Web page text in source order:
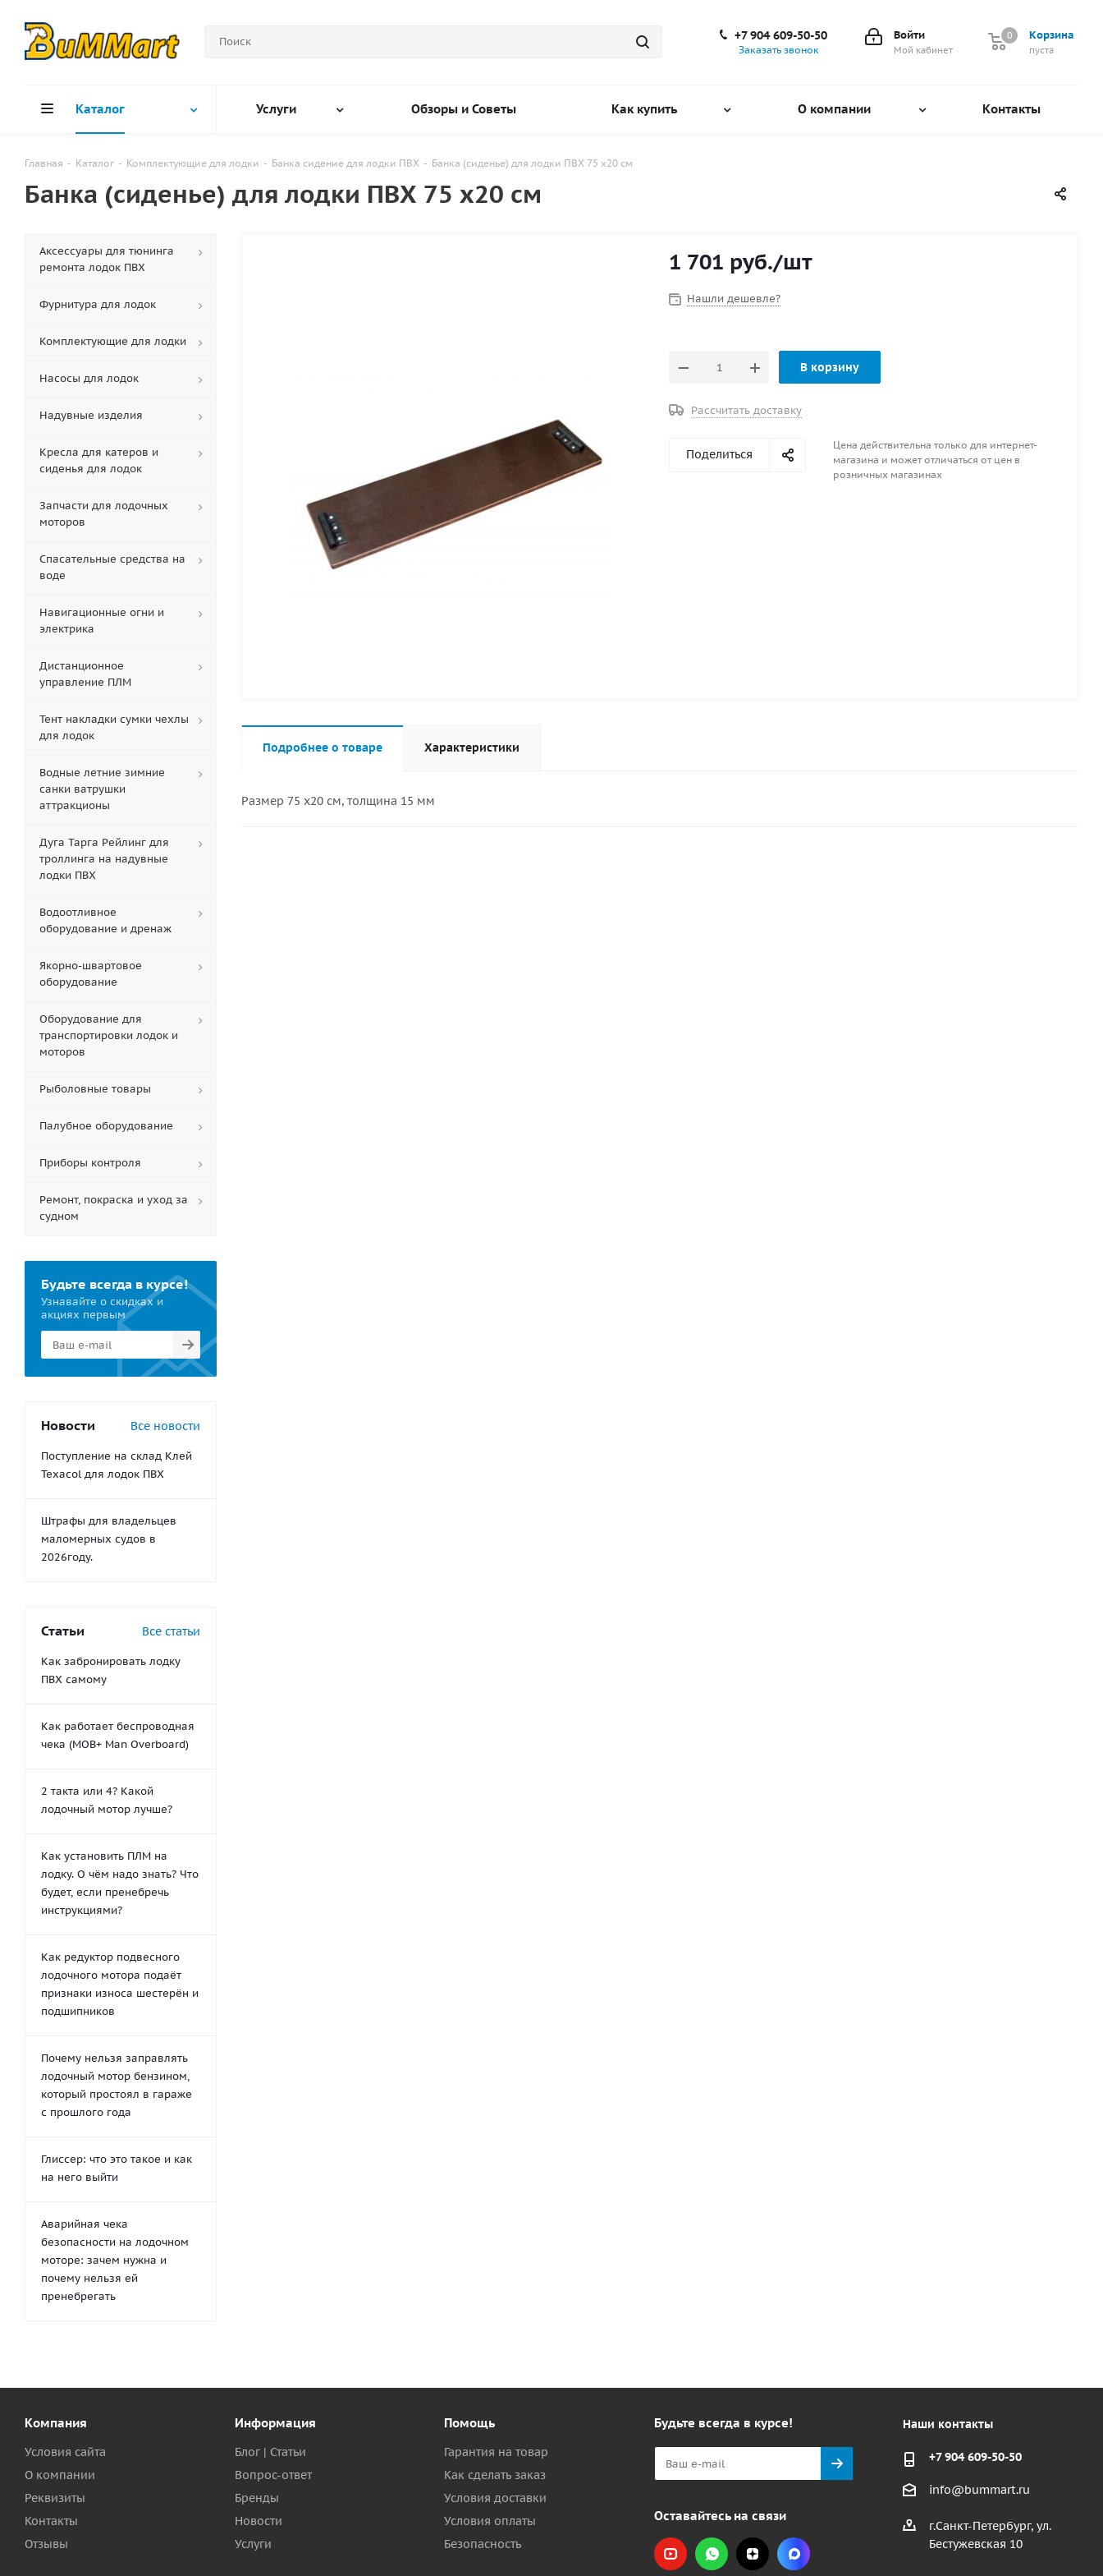
Корзина
0
пуста
0
Войти
Мой кабинет
+7 904 609-50-50
Заказать звонок
Каталог Услуги Обзоры и Советы Как купить О компании Контакты
Главная - Каталог - Комплектующие для лодки - Банка сидение для лодки ПВХ - Банка (сиденье) для лодки ПВХ 75 х20 см
Банка (сиденье) для лодки ПВХ 75 х20 см
1 701 руб./шт
Нашли дешевле?
В корзину
Рассчитать доставку
Поделиться
Цена действительна только для интернет-
магазина и может отличаться от цен в
розничных магазинах
Подробнее о товаре Характеристики
Размер 75 х20 см, толщина 15 мм
Аксессуары для тюнинга
ремонта лодок ПВХ
Фурнитура для лодок
Комплектующие для лодки
Насосы для лодок
Надувные изделия
Кресла для катеров и
сиденья для лодок
Запчасти для лодочных
моторов
Спасательные средства на
воде
Навигационные огни и
электрика
Дистанционное
управление ПЛМ
Тент накладки сумки чехлы
для лодок
Водные летние зимние
санки ватрушки
аттракционы
Дуга Тарга Рейлинг для
троллинга на надувные
лодки ПВХ
Водоотливное
оборудование и дренаж
Якорно-швартовое
оборудование
Оборудование для
транспортировки лодок и
моторов
Рыболовные товары
Палубное оборудование
Приборы контроля
Ремонт, покраска и уход за
судном
Будьте всегда в курсе!
Узнавайте о скидках и
акциях первым
Новости Все новости
Поступление на склад Клей
Texacol для лодок ПВХ
Штрафы для владельцев
маломерных судов в
2026году.
Статьи Все статьи
Как забронировать лодку
ПВХ самому
Как работает беспроводная
чека (MOB+ Man Overboard)
2 такта или 4? Какой
лодочный мотор лучше?
Как установить ПЛМ на
лодку. О чём надо знать? Что
будет, если пренебречь
инструкциями?
Как редуктор подвесного
лодочного мотора подаёт
признаки износа шестерён и
подшипников
Почему нельзя заправлять
лодочный мотор бензином,
который простоял в гараже
с прошлого года
Глиссер: что это такое и как
на него выйти
Аварийная чека
безопасности на лодочном
моторе: зачем нужна и
почему нельзя ей
пренебрегать
Компания
Условия сайта
О компании
Реквизиты
Контакты
Отзывы
Информация
Блог | Статьи
Вопрос-ответ
Бренды
Новости
Услуги
Помощь
Гарантия на товар
Как сделать заказ
Условия доставки
Условия оплаты
Безопасность
Будьте всегда в курсе!
Оставайтесь на связи
Наши контакты
+7 904 609-50-50
info@bummart.ru
г.Санкт-Петербург, ул.
Бестужевская 10